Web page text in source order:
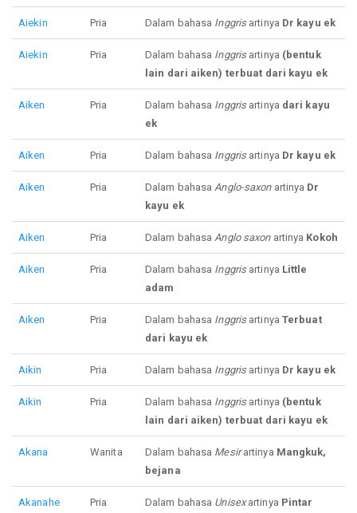
Aiekin Pria Dalam bahasa Inggrisartinya Dr kayu ek
Aiekin Pria Dalam bahasa Inggrisartinya (bentuk
lain dari aiken) terbuat dari kayu ek
Aiken Pria Dalam bahasa Inggrisartinya dari kayu
ek
Aiken Pria Dalam bahasa Inggrisartinya Dr kayu ek
Aiken Pria Dalam bahasaAnglo-saxonartinya Dr
kayu ek
Aiken Pria Dalam bahasaAnglo saxonartinya Kokoh
Aiken Pria Dalam bahasa Inggrisartinya Little
adam
Aiken Pria Dalam bahasa Inggrisartinya Terbuat
dari kayu ek
Aikin Pria Dalam bahasa Inggrisartinya Dr kayu ek
Aikin Pria Dalam bahasa Inggrisartinya (bentuk
lain dari aiken) terbuat dari kayu ek
Akana Wanita Dalam bahasa Mesirartinya Mangkuk,
bejana
Akanahe Pria Dalam bahasa Unisexartinya Pintar